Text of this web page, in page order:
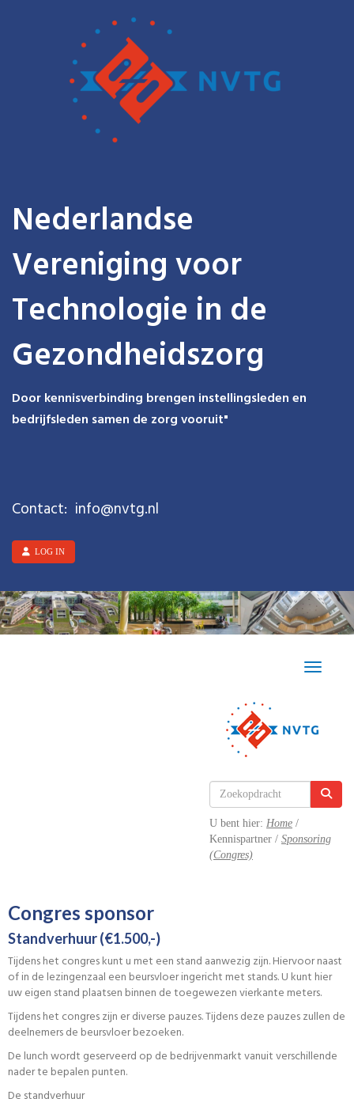
Nederlandse
Vereniging voor
Technologie in de
Gezondheidszorg
Door kennisverbinding brengen instellingsleden en
bedrijfsleden samen de zorg vooruit"
Contact: ofni@nvtg.nl
LOG IN
Toggle
U bent hier: Home /
Kennispartner / Sponsoring
(Congres)
Congres sponsor
Standverhuur (€1.500,-)
Tijdens het congres kunt u met een stand aanwezig zijn. Hiervoor naast
of in de lezingenzaal een beursvloer ingericht met stands. U kunt hier
uw eigen stand plaatsen binnen de toegewezen vierkante meters.
Tijdens het congres zijn er diverse pauzes. Tijdens deze pauzes zullen de
deelnemers de beursvloer bezoeken.
De lunch wordt geserveerd op de bedrijvenmarkt vanuit verschillende
nader te bepalen punten.
De standverhuur